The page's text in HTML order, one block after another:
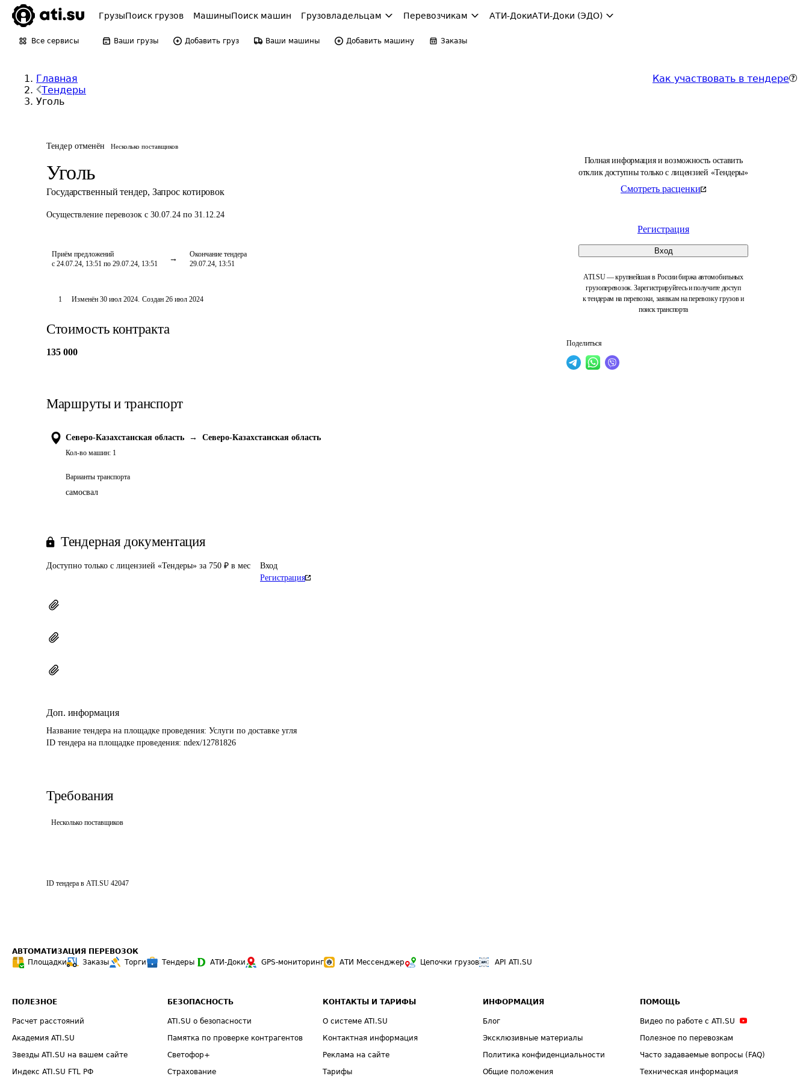
ГрузыПоиск грузов МашиныПоиск машин Грузовладельцам Перевозчикам АТИ-ДокиАТИ-Доки (ЭДО)
Все сервисы Ваши грузы Добавить груз Ваши машины Добавить машину Заказы
Главная
Тендеры
Уголь
Как участвовать в тендере
Тендер отменён Несколько поставщиков
Уголь
Государственный тендер, Запрос котировок
Осуществление перевозок с 30.07.24 по 31.12.24
Приём предложений
с 24.07.24, 13:51 по 29.07.24, 13:51
Окончание тендера
29.07.24, 13:51
Полная информация и возможность оставить
отклик доступны только с лицензией «Тендеры»
Смотреть расценки
Регистрация
Вход
ATI.SU — крупнейшая в России биржа автомобильных
грузоперевозок. Зарегистрируйтесь и получите доступ
к тендерам на перевозки, заявкам на перевозку грузов и
поиск транспорта
Поделиться
1 Изменён 30 июл 2024. Создан 26 июл 2024
Стоимость контракта
135 000
Маршруты и транспорт
Северо-Казахстанская область → Северо-Казахстанская область
Кол-во машин: 1
Варианты транспорта
самосвал
Тендерная документация
Доступно только с лицензией «Тендеры» за 750 ₽ в мес
Вход
Регистрация
Доп. информация
Название тендера на площадке проведения: Услуги по доставке угля
ID тендера на площадке проведения: ndex/12781826
Требования
Несколько поставщиков
ID тендера в ATI.SU 42047
АВТОМАТИЗАЦИЯ ПЕРЕВОЗОК
Площадки
Заказы Торги Тендеры АТИ-Доки GPS-мониторинг АТИ Мессенджер Цепочки грузов API ATI.SU
ПОЛЕЗНОЕ
Расчет расстояний
Академия ATI.SU
Звезды ATI.SU на вашем сайте
Индекс ATI.SU FTL РФ
БЕЗОПАСНОСТЬ
ATI.SU о безопасности
Памятка по проверке контрагентов
Светофор+
Страхование
КОНТАКТЫ И ТАРИФЫ
О системе ATI.SU
Контактная информация
Реклама на сайте
Тарифы
ИНФОРМАЦИЯ
Блог
Эксклюзивные материалы
Политика конфиденциальности
Общие положения
ПОМОЩЬ
Видео по работе с ATI.SU
Полезное по перевозкам
Часто задаваемые вопросы (FAQ)
Техническая информация